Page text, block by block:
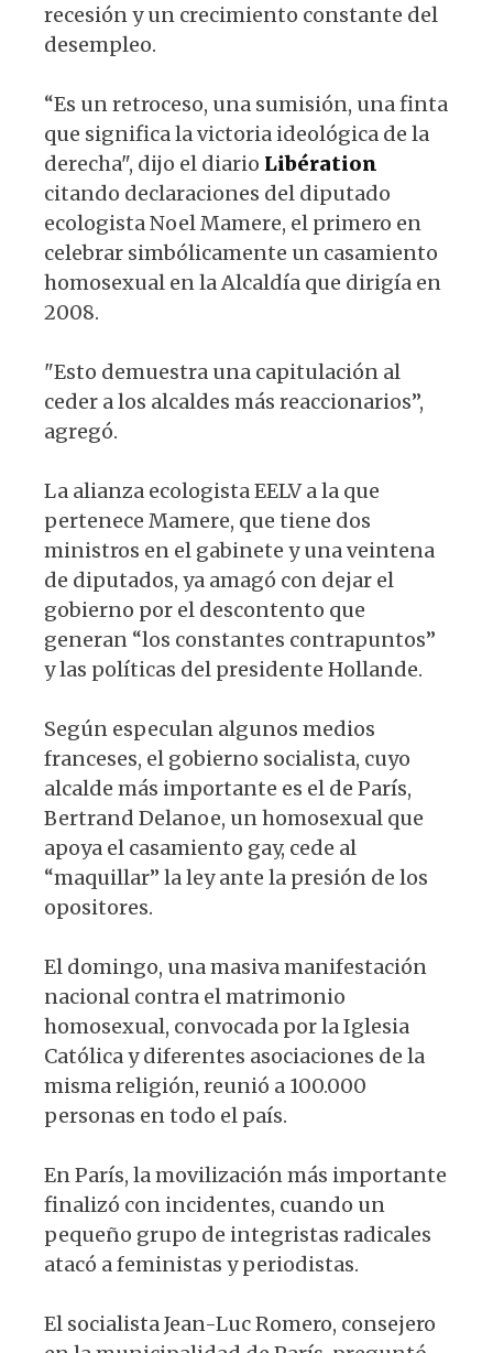
recesión y un crecimiento constante del
desempleo.
“Es un retroceso, una sumisión, una finta
que significa la victoria ideológica de la
derecha", dijo el diario Libération
citando declaraciones del diputado
ecologista Noel Mamere, el primero en
celebrar simbólicamente un casamiento
homosexual en la Alcaldía que dirigía en
2008.
"Esto demuestra una capitulación al
ceder a los alcaldes más reaccionarios”,
agregó.
La alianza ecologista EELV a la que
pertenece Mamere, que tiene dos
ministros en el gabinete y una veintena
de diputados, ya amagó con dejar el
gobierno por el descontento que
generan “los constantes contrapuntos”
y las políticas del presidente Hollande.
Según especulan algunos medios
franceses, el gobierno socialista, cuyo
alcalde más importante es el de París,
Bertrand Delanoe, un homosexual que
apoya el casamiento gay, cede al
“maquillar” la ley ante la presión de los
opositores.
El domingo, una masiva manifestación
nacional contra el matrimonio
homosexual, convocada por la Iglesia
Católica y diferentes asociaciones de la
misma religión, reunió a 100.000
personas en todo el país.
En París, la movilización más importante
finalizó con incidentes, cuando un
pequeño grupo de integristas radicales
atacó a feministas y periodistas.
El socialista Jean-Luc Romero, consejero